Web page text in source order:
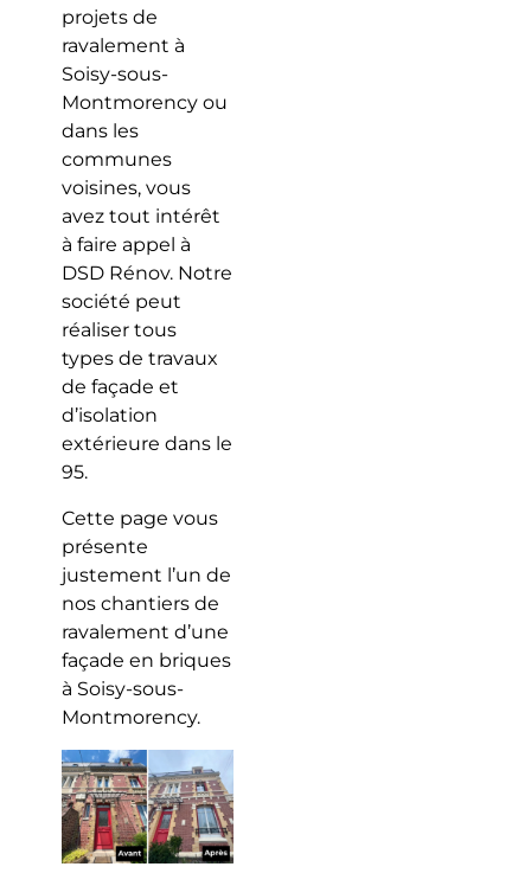
projets de
ravalement à
Soisy-sous-
Montmorency ou
dans les
communes
voisines, vous
avez tout intérêt
à faire appel à
DSD Rénov. Notre
société peut
réaliser tous
types de travaux
de façade et
d’isolation
extérieure dans le
95.
Cette page vous
présente
justement l’un de
nos chantiers de
ravalement d’une
façade en briques
à Soisy-sous-
Montmorency.